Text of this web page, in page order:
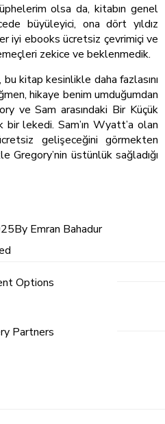
olsa da, kitabın genel
büyüleyici, ona dört yıldız
iyi ebooks ücretsiz çevrimiçi ve
zekice ve beklenmedik.
kitap kesinlikle daha fazlasını
hikaye benim umduğumdan
ve Sam arasındaki Bir Küçük
bir lekedi. Sam’ın Wyatt’a olan
gelişeceğini görmekten
üstünlük sağladığı
By Emran Bahadur
Options
Partners